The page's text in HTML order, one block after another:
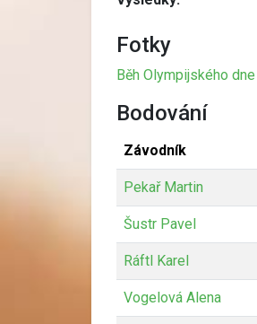
Fotky
Běh Olympijského
Bodování
Závodník
Pekař Martin
Šustr Pavel
Ráftl Karel
Vogelová Alena